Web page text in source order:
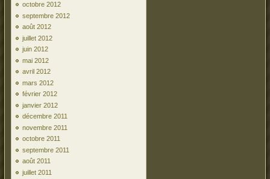
octobre 2012
septembre 2012
août 2012
juillet 2012
juin 2012
mai 2012
avril 2012
mars 2012
février 2012
janvier 2012
décembre 2011
novembre 2011
octobre 2011
septembre 2011
août 2011
juillet 2011